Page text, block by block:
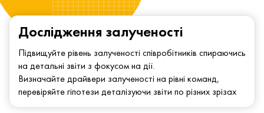
Дослідження залученості
Підвищуйте рівень залученості співробітників спираючись
на детальні звіти з фокусом на дії.
Визначайте драйвери залученості на рівні команд,
перевіряйте гіпотези деталізуючи звіти по різних зрізах